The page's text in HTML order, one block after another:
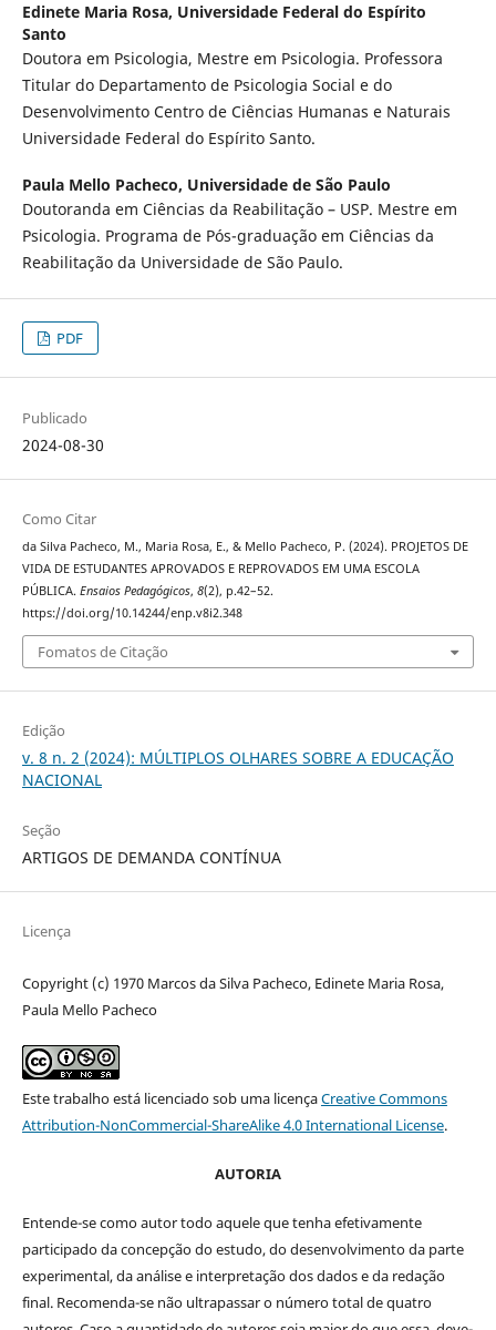
Edinete Maria Rosa, Universidade Federal do Espírito
Santo
Doutora em Psicologia, Mestre em Psicologia. Professora
Titular do Departamento de Psicologia Social e do
Desenvolvimento Centro de Ciências Humanas e Naturais
Universidade Federal do Espírito Santo.
Paula Mello Pacheco, Universidade de São Paulo
Doutoranda em Ciências da Reabilitação – USP. Mestre em
Psicologia. Programa de Pós-graduação em Ciências da
Reabilitação da Universidade de São Paulo.
PDF
Publicado
2024-08-30
Como Citar
da Silva Pacheco, M., Maria Rosa, E., & Mello Pacheco, P. (2024). PROJETOS DE
VIDA DE ESTUDANTES APROVADOS E REPROVADOS EM UMA ESCOLA
PÚBLICA. Ensaios Pedagógicos, 8(2), p.42–52.
https://doi.org/10.14244/enp.v8i2.348
Fomatos de Citação
Edição
v. 8 n. 2 (2024): MÚLTIPLOS OLHARES SOBRE A EDUCAÇÃO
NACIONAL
Seção
ARTIGOS DE DEMANDA CONTÍNUA
Licença
Copyright (c) 1970 Marcos da Silva Pacheco, Edinete Maria Rosa,
Paula Mello Pacheco
Este trabalho está licenciado sob uma licençaCreative Commons
Attribution-NonCommercial-ShareAlike 4.0 International License.
AUTORIA
Entende-se como autor todo aquele que tenha efetivamente
participado da concepção do estudo, do desenvolvimento da parte
experimental, da análise e interpretação dos dados e da redação
final. Recomenda-se não ultrapassar o número total de quatro